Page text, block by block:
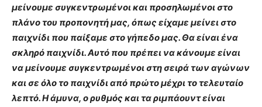
μείνουμε συγκεντρωμένοι και προσηλωμένοι στο
πλάνο του προπονητή μας, όπως είχαμε μείνει στο
παιχνίδι που παίξαμε στο γήπεδο μας. Θα είναι ένα
σκληρό παιχνίδι. Αυτό που πρέπει να κάνουμε είναι
να μείνουμε συγκεντρωμένοι στη σειρά των αγώνων
και σε όλο το παιχνίδι από πρώτο μέχρι το τελευταίο
λεπτό. Η άμυνα, ο ρυθμός και τα ριμπάουντ είναι